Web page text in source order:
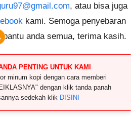
, atau bisa juga
kami. Semoga penyebaran
anda semua, terima kasih.
PENTING UNTUK KAMI
minum kopi dengan cara memberi
dengan klik tanda panah
sedekah klik DISINI